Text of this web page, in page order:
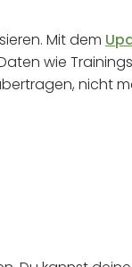
Mit dem
wie
nicht